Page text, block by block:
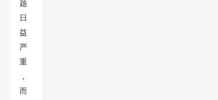
题
日
益
严
重
，
而